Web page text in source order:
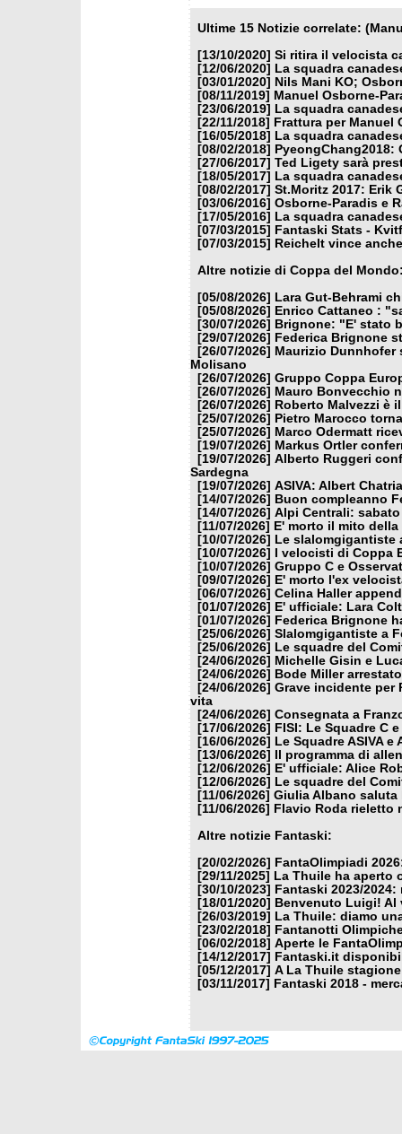
Ultime 15 Notizie correlate:
[13/10/2020] Si ritira il velocista
[12/06/2020]
La squadra
[03/01/2020] Nils Mani KO;
[08/11/2019] Manuel Osborne-
[23/06/2019]
La squadra
[22/11/2018]
Frattura per Manuel
[16/05/2018]
La squadra
[08/02/2018]
PyeongChang2018:
[27/06/2017] Ted Ligety sarà
[18/05/2017]
La squadra
[08/02/2017] St.Moritz 2017: Erik
[03/06/2016] Osborne-Paradis e
[17/05/2016]
La squadra
[07/03/2015]
Fantaski Stats -
[07/03/2015]
Reichelt vince
Altre notizie di Coppa del
[05/08/2026]
Lara Gut-Behrami
[05/08/2026]
Enrico Cattaneo :
[30/07/2026]
Brignone: "E' stato
[29/07/2026]
Federica Brignone
[26/07/2026] Maurizio Dunnhofer
Molisano
[26/07/2026] Gruppo Coppa
[26/07/2026] Mauro Bonvecchio
[26/07/2026]
Roberto Malvezzi è
[25/07/2026]
Pietro Marocco
[25/07/2026] Marco Odermatt
[19/07/2026] Markus Ortler
[19/07/2026] Alberto Ruggeri
Sardegna
[19/07/2026] ASIVA: Albert
[14/07/2026]
Buon compleanno
[14/07/2026] Alpi Centrali:
[11/07/2026]
E' morto il mito
[10/07/2026]
Le
[10/07/2026]
I velocisti di Coppa
[10/07/2026] Gruppo C e
[09/07/2026]
E' morto l'ex
[06/07/2026] Celina Haller
[01/07/2026]
E' ufficiale: Lara
[01/07/2026]
Federica Brignone
[25/06/2026] Slalomgigantiste a
[25/06/2026]
Le squadre del
[24/06/2026] Michelle Gisin e
[24/06/2026]
Bode Miller
[24/06/2026] Grave incidente per
vita
[24/06/2026] Consegnata a
[17/06/2026]
FISI: Le Squadre C
[16/06/2026]
Le Squadre ASIVA
[13/06/2026]
Il programma di
[12/06/2026]
E' ufficiale: Alice
[12/06/2026]
Le squadre del
[11/06/2026] Giulia Albano saluta
[11/06/2026]
Flavio Roda rieletto
Altre notizie Fantaski:
[20/02/2026]
FantaOlimpiadi
[29/11/2025]
La Thuile ha aperto
[30/10/2023]
Fantaski 2023/
[18/01/2020]
Benvenuto Luigi! Al
[26/03/2019]
La Thuile: diamo
[23/02/2018]
Fantanotti
[06/02/2018] Aperte le
[14/12/2017]
Fantaski.it
[05/12/2017] A La Thuile
[03/11/2017]
Fantaski 2018 -